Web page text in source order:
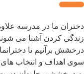
ما در مدرسه علاوه
کردن آشنا می شوند
برآنیم تا
اهداف و انتخاب های